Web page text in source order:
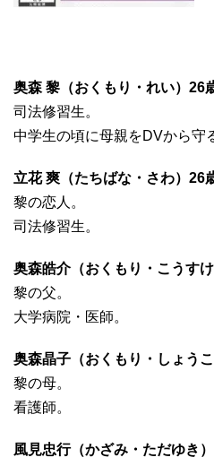
奥森 黎（おくもり・れい）
司法修習生。
中学生の頃に母親をDVから守
立花 爽（たちばな・さわ）
黎の恋人。
司法修習生。
奥森皓介（おくもり・こうす
黎の父。
大学病院・医師。
奥森晶子（おくもり・しょう
黎の母。
看護師。
風見忠行（かざみ・ただゆき